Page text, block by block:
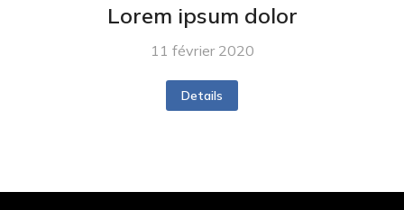
Lorem ipsum dolor
11 février 2020
Details